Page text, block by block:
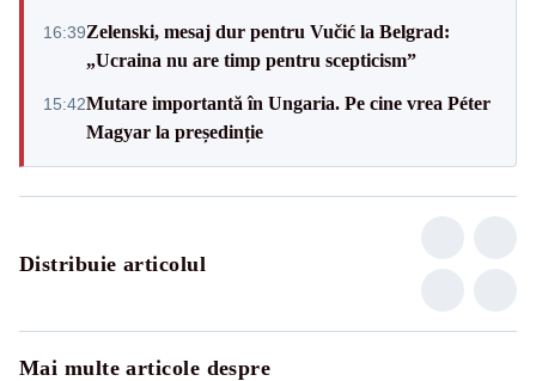
16:39Zelenski, mesaj dur pentru Vučić la Belgrad:
„Ucraina nu are timp pentru scepticism”
15:42Mutare importantă în Ungaria. Pe cine vrea Péter
Magyar la președinție
Distribuie articolul
Mai multe articole despre